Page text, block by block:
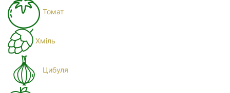
Томат
Хміль
Цибуля